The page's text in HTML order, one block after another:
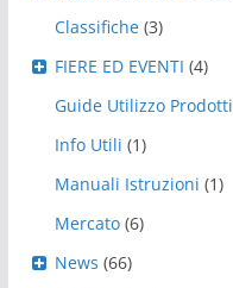
Classifiche (3)
FIERE ED EVENTI (4)
Guide Utilizzo Prodotti
Info Utili (1)
Manuali Istruzioni (1)
Mercato (6)
News (66)